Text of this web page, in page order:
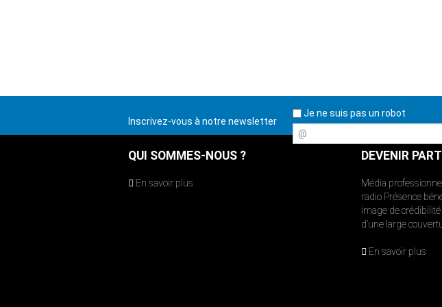
Inscrivez-vous à notre newsletter
Je ne suis pas un robot
@
QUI SOMMES-NOUS ?
En savoir plus
DEVENIR
Média
radio Présence
image de
d’une large
En savoir plus